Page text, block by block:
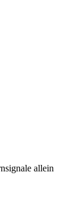
allein